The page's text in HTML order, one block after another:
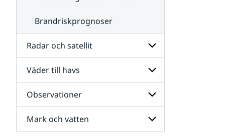
Brandriskprognoser
Radar och satellit
Undersidor
för
Radar
och
satellit
Väder till havs
Undersidor
för
Väder
till
havs
Observationer
Undersidor
för
Mark och vatten